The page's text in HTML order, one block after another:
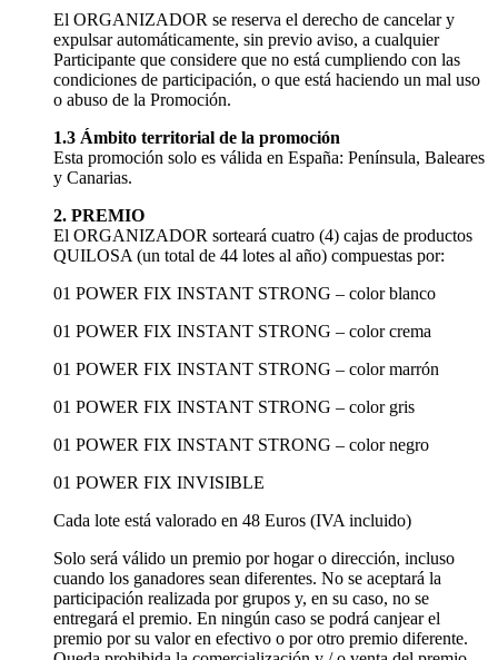
El ORGANIZADOR se reserva el derecho de cancelar y
expulsar automáticamente, sin previo aviso, a cualquier
Participante que considere que no está cumpliendo con las
condiciones de participación, o que está haciendo un mal uso
o abuso de la Promoción.
1.3 Ámbito territorial de la promoción
Esta promoción solo es válida en España: Península, Baleares
y Canarias.
2. PREMIO
El ORGANIZADOR sorteará cuatro (4) cajas de productos
QUILOSA (un total de 44 lotes al año) compuestas por:
01 POWER FIX INSTANT STRONG – color blanco
01 POWER FIX INSTANT STRONG – color crema
01 POWER FIX INSTANT STRONG – color marrón
01 POWER FIX INSTANT STRONG – color gris
01 POWER FIX INSTANT STRONG – color negro
01 POWER FIX INVISIBLE
Cada lote está valorado en 48 Euros (IVA incluido)
Solo será válido un premio por hogar o dirección, incluso
cuando los ganadores sean diferentes. No se aceptará la
participación realizada por grupos y, en su caso, no se
entregará el premio. En ningún caso se podrá canjear el
premio por su valor en efectivo o por otro premio diferente.